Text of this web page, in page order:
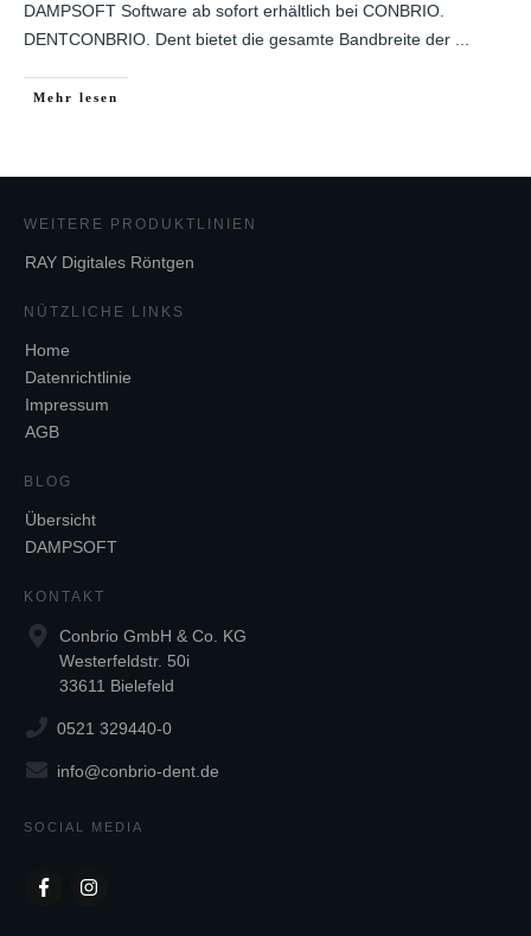
DAMPSOFT Software ab sofort erhältlich bei CONBRIO.
DENTCONBRIO. Dent bietet die gesamte Bandbreite der
Mehr lesen
WEITERE PRODUKTLINIEN
RAY Digitales Röntgen
NÜTZLICHE LINKS
Home
Datenrichtlinie
Impressum
AGB
BLOG
Übersicht
DAMPSOFT
KONTAKT
Conbrio GmbH & Co. KG
Westerfeldstr. 50i
33611 Bielefeld
0521 329440-0
info@conbrio-dent.de
SOCIAL MEDIA